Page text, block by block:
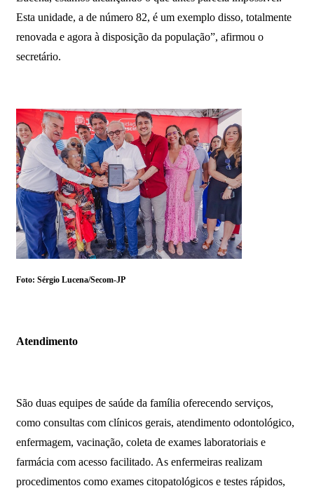
Esta unidade, a de número 82, é um exemplo disso, totalmente
renovada e agora à disposição da população”, afirmou o
secretário.
Foto: Sérgio Lucena/Secom-JP
Atendimento
São duas equipes de saúde da família oferecendo serviços,
como consultas com clínicos gerais, atendimento odontológico,
enfermagem, vacinação, coleta de exames laboratoriais e
farmácia com acesso facilitado. As enfermeiras realizam
procedimentos como exames citopatológicos e testes rápidos,